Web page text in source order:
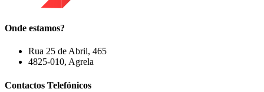
Onde estamos?
Rua 25 de Abril, 465
4825-010, Agrela
Contactos Telefónicos